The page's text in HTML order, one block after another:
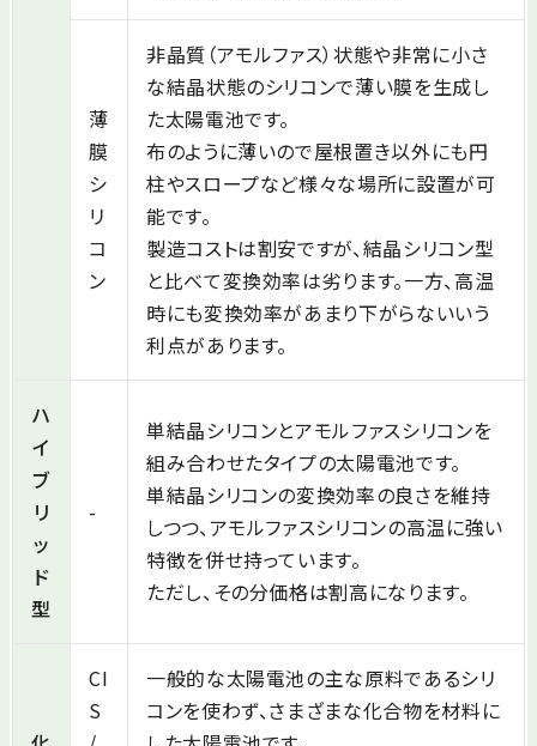
薄
膜
シ
リ
コ
ン
非晶質（アモルファス）状態や非常に小さ
な結晶状態のシリコンで薄い膜を生成し
た太陽電池です。
布のように薄いので屋根置き以外にも円
柱やスロープなど様々な場所に設置が可
能です。
製造コストは割安ですが、結晶シリコン型
と比べて変換効率は劣ります。一方、高温
時にも変換効率があまり下がらないいう
利点があります。
ハ
イ
ブ
リ
ッ
ド
型
-
単結晶シリコンとアモルファスシリコンを
組み合わせたタイプの太陽電池です。
単結晶シリコンの変換効率の良さを維持
しつつ、アモルファスシリコンの高温に強い
特徴を併せ持っています。
ただし、その分価格は割高になります。
CI
S
一般的な太陽電池の主な原料であるシリ
コンを使わず、さまざまな化合物を材料に